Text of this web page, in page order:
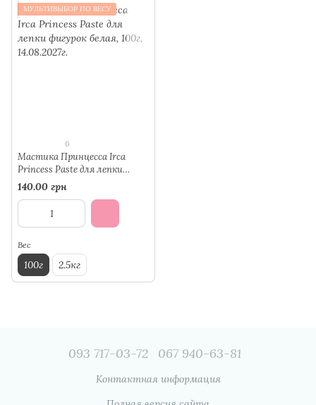
МУЛЬТИВЫБОР ПО ВЕСУ
6
Мастика Принцесса Irca
Princess Paste для лепки
фигурок белая, 100г,
14.08.2027г.
140.00 грн
Вес
100г 2.5кг
093 717-03-72 067 940-63-81
Контактная информация